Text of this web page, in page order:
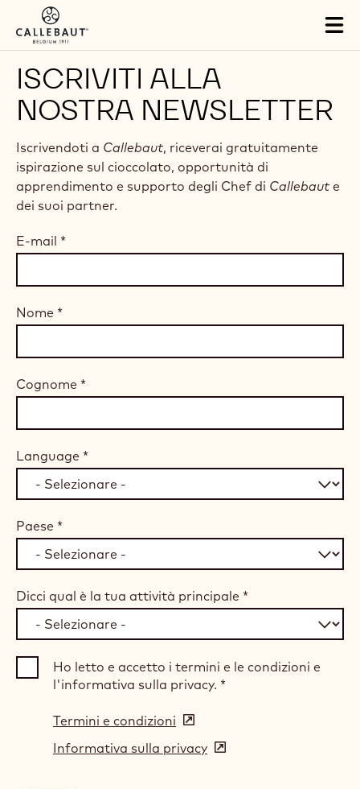
Skip to main content
ISCRIVITI ALLA
NOSTRA NEWSLETTER
Iscrivendoti a Callebaut, riceverai gratuitamente
ispirazione sul cioccolato, opportunità di
apprendimento e supporto degli Chef di Callebaut e
dei suoi partner.
E-mail *
Nome *
Cognome *
Language *
Paese *
Dicci qual è la tua attività principale *
Ho letto e accetto i termini e le condizioni e
l'informativa sulla privacy. *
Termini e condizioni (opens
in
a
Informativa sulla privacy (opens